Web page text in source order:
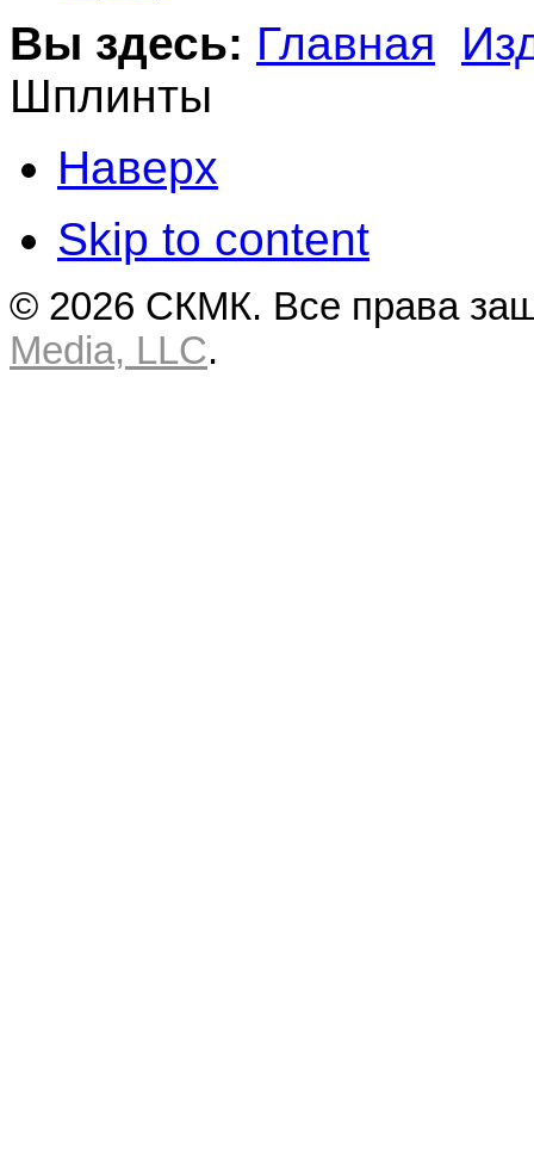
Вы здесь: Главная
Шплинты
Наверх
Skip to content
© 2026 СКМК. Все права
Media, LLC.